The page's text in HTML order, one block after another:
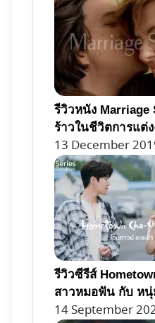
รีวิวหนัง
ร้าวในชีวิตการแต่
13 December
รีวิวซีรีส์
สาวหมอฟัน กับ หนุ่
14 September